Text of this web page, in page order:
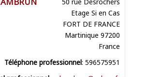
Etage Si en Cas
FORT DE FRANCE
Martinique 97200
France
Téléphone professionnel: 596575951